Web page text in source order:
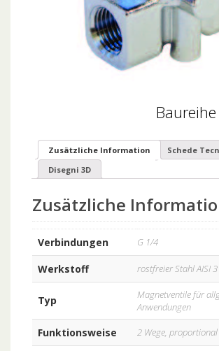
Zusätzliche Information
Schede
Disegni 3D
Zusätzliche
Verbindungen G 1/4
Werkstoff rostfreier Stahl AISI
Typ
Magnetventile für
Anwendungen
Funktionsweise 2 Wege,